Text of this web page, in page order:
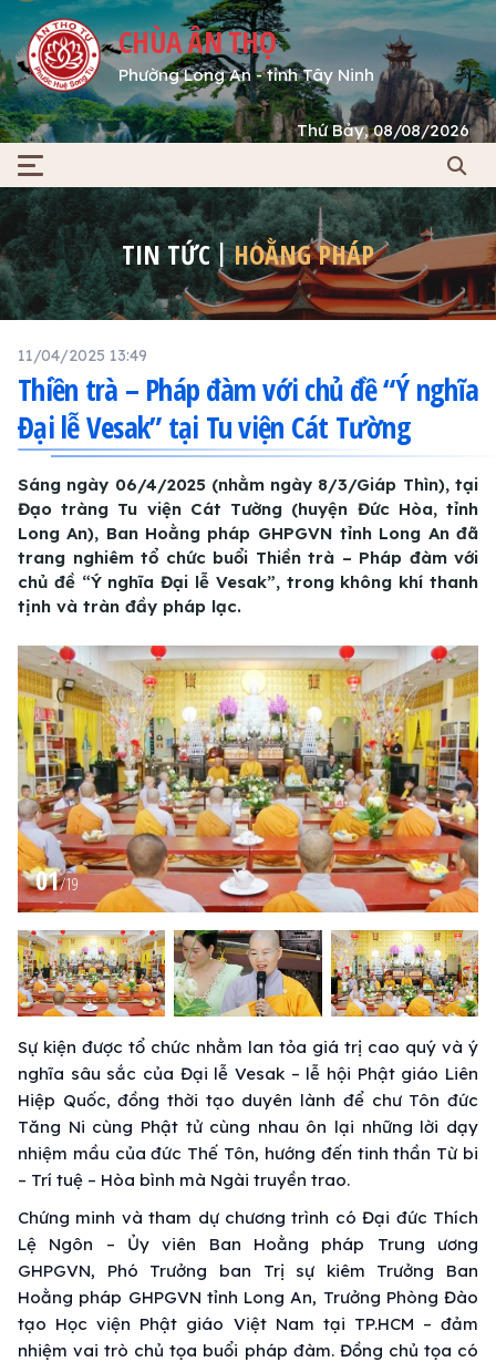
CHÙA ÂN THỌ
Phường Long An - tỉnh Tây Ninh
Thứ Bảy, 08/08/2026
TIN TỨC HOẰNG PHÁP
11/04/2025 13:49
Thiền trà – Pháp đàm với chủ đề “Ý nghĩa
Đại lễ Vesak” tại Tu viện Cát Tường
Sáng ngày 06/4/2025 (nhằm ngày 8/3/Giáp Thìn), tại
Đạo tràng Tu viện Cát Tường (huyện Đức Hòa, tỉnh
Long An), Ban Hoằng pháp GHPGVN tỉnh Long An đã
trang nghiêm tổ chức buổi Thiền trà – Pháp đàm với
chủ đề “Ý nghĩa Đại lễ Vesak”, trong không khí thanh
tịnh và tràn đầy pháp lạc.
01/19
Sự kiện được tổ chức nhằm lan tỏa giá trị cao quý và ý
nghĩa sâu sắc của Đại lễ Vesak – lễ hội Phật giáo Liên
Hiệp Quốc, đồng thời tạo duyên lành để chư Tôn đức
Tăng Ni cùng Phật tử cùng nhau ôn lại những lời dạy
nhiệm mầu của đức Thế Tôn, hướng đến tinh thần Từ bi
– Trí tuệ – Hòa bình mà Ngài truyền trao.
Chứng minh và tham dự chương trình có Đại đức Thích
Lệ Ngôn – Ủy viên Ban Hoằng pháp Trung ương
GHPGVN, Phó Trưởng ban Trị sự kiêm Trưởng Ban
Hoằng pháp GHPGVN tỉnh Long An, Trưởng Phòng Đào
tạo Học viện Phật giáo Việt Nam tại TP.HCM – đảm
nhiệm vai trò chủ tọa buổi pháp đàm. Đồng chủ tọa có